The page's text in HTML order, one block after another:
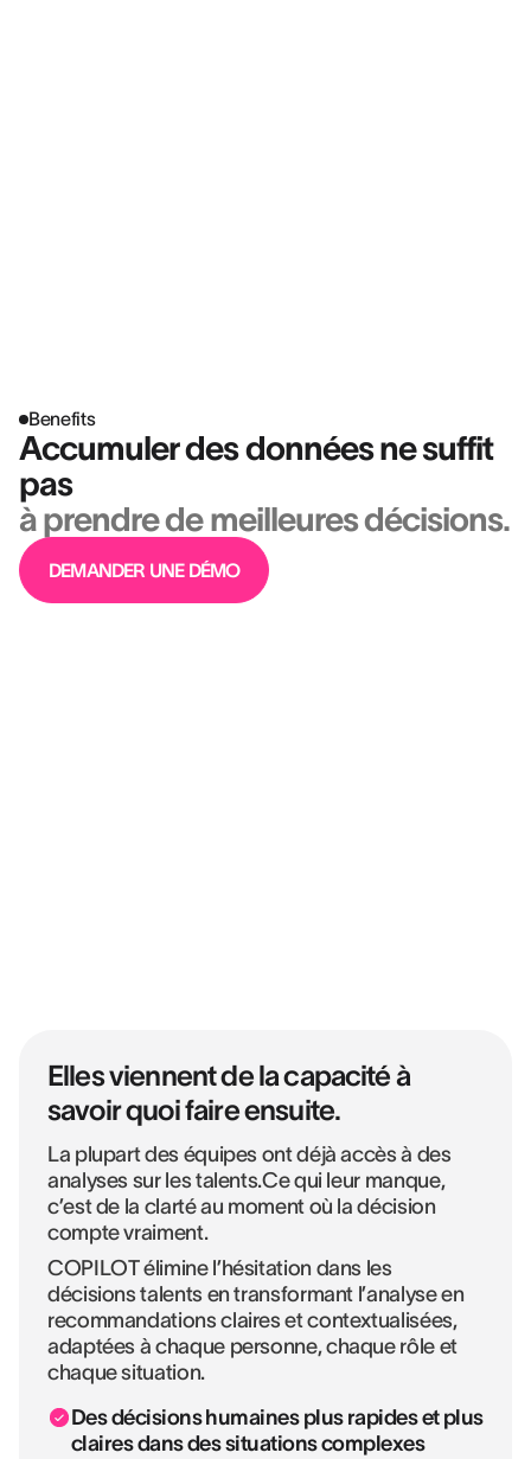
Benefits
Accumuler des données ne suffit
pas
à prendre de meilleures décisions.
DEMANDER UNE DÉMO
Elles viennent de la capacité à
savoir quoi faire ensuite.
La plupart des équipes ont déjà accès à des
analyses sur les talents.Ce qui leur manque,
c’est de la clarté au moment où la décision
compte vraiment.
COPILOT élimine l’hésitation dans les
décisions talents en transformant l’analyse en
recommandations claires et contextualisées,
adaptées à chaque personne, chaque rôle et
chaque situation.
Des décisions humaines plus rapides et plus
claires dans des situations complexes